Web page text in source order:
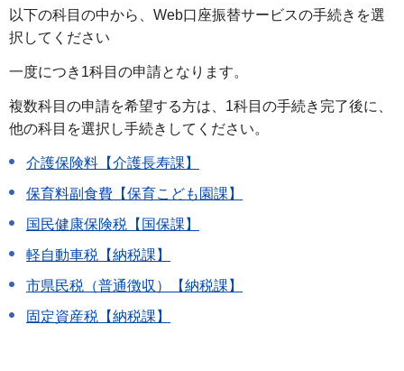
以下の科目の中から、Web口座振替サービスの手続きを選
択してください
一度につき1科目の申請となります。
複数科目の申請を希望する方は、1科目の手続き完了後に、
他の科目を選択し手続きしてください。
介護保険料【介護長寿課】
保育料副食費【保育こども園課】
国民健康保険税【国保課】
軽自動車税【納税課】
市県民税（普通徴収）【納税課】
固定資産税【納税課】